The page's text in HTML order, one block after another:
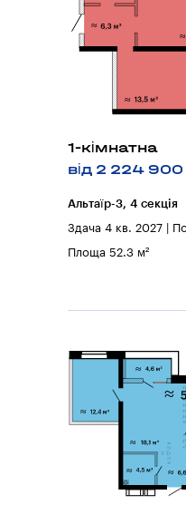
1-кімнатна
від 2 224 900
Альтаїр-3, 4 секцiя
Здача 4 кв. 2027 |
Площа 52.3 м²